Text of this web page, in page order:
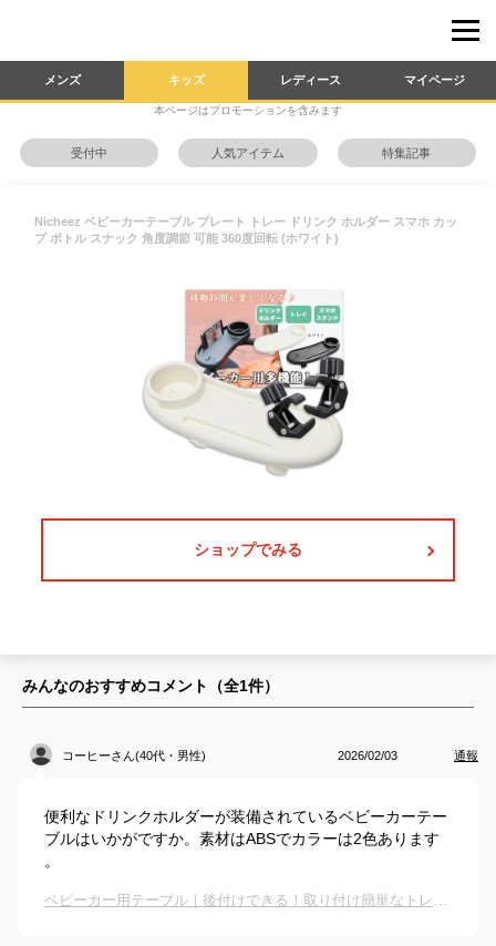
メンズ キッズ レディース マイページ
本ページはプロモーションを含みます
受付中 人気アイテム 特集記事
Nicheez ベビーカーテーブル プレート トレー ドリンク ホルダー スマホ カッ
プ ボトル スナック 角度調節 可能 360度回転 (ホワイト)
ショップでみる
みんなのおすすめコメント（全1件）
コーヒーさん(40代・男性) 2026/02/03 通報
便利なドリンクホルダーが装備されているベビーカーテー
ブルはいかがですか。素材はABSでカラーは2色あります
。
ベビーカー用テーブル｜後付けできる！取り付け簡単なトレイのおすすめは？